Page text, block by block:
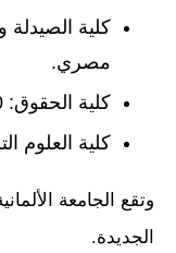
مصري.
كلية الحقوق: 78,000 جنيه مصري.
كلية العلوم التطبيقية:
وتقع الجامعة
الجديدة.